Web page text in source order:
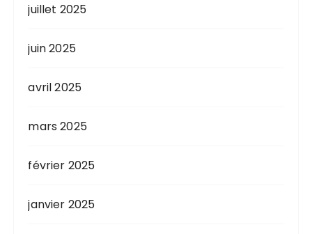
juillet 2025
juin 2025
avril 2025
mars 2025
février 2025
janvier 2025